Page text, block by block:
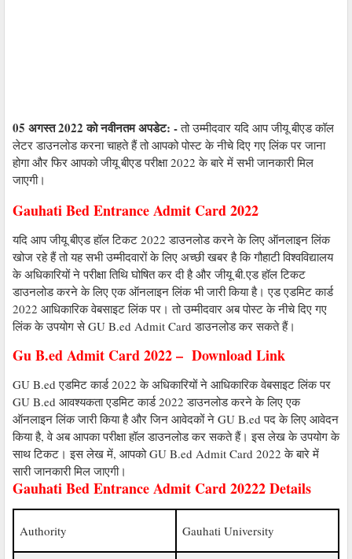
05 अगस्त 2022 को नवीनतम अपडेट: -तो उम्मीदवार यदि आप जीयू बीएड कॉल
लेटर डाउनलोड करना चाहते हैं तो आपको पोस्ट के नीचे दिए गए लिंक पर जाना
होगा और फिर आपको जीयू बीएड परीक्षा 2022 के बारे में सभी जानकारी मिल
जाएगी।
Gauhati Bed Entrance Admit Card 2022
यदि आप जीयू बीएड हॉल टिकट 2022 डाउनलोड करने के लिए ऑनलाइन लिंक
खोज रहे हैं तो यह सभी उम्मीदवारों के लिए अच्छी खबर है कि गौहाटी विश्वविद्यालय
के अधिकारियों ने परीक्षा तिथि घोषित कर दी है और जीयू बी.एड हॉल टिकट
डाउनलोड करने के लिए एक ऑनलाइन लिंक भी जारी किया है। एड एडमिट कार्ड
2022 आधिकारिक वेबसाइट लिंक पर। तो उम्मीदवार अब पोस्ट के नीचे दिए गए
लिंक के उपयोग से GU B.ed Admit Card डाउनलोड कर सकते हैं।
Gu B.ed Admit Card 2022 – Download Link
GU B.ed एडमिट कार्ड 2022 के अधिकारियों ने आधिकारिक वेबसाइट लिंक पर
GU B.ed आवश्यकता एडमिट कार्ड 2022 डाउनलोड करने के लिए एक
ऑनलाइन लिंक जारी किया है और जिन आवेदकों ने GU B.ed पद के लिए आवेदन
किया है, वे अब आपका परीक्षा हॉल डाउनलोड कर सकते हैं। इस लेख के उपयोग के
साथ टिकट। इस लेख में, आपको GU B.ed Admit Card 2022 के बारे में
सारी जानकारी मिल जाएगी।
Gauhati Bed Entrance Admit Card 20222 Details
Authority Gauhati University